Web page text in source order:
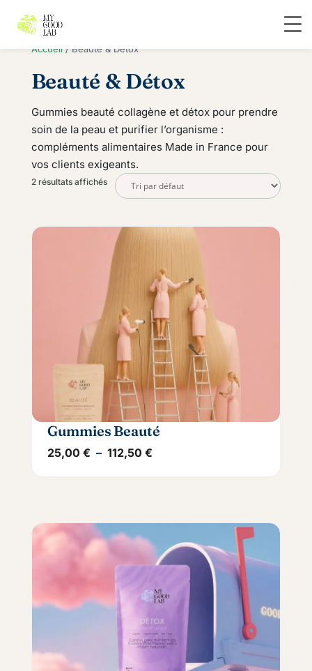
Accueil/ Beauté & Détox
Beauté & Détox
Gummies beauté collagène et détox pour prendre
soin de la peau et purifier l’organisme :
compléments alimentaires Made in France pour
vos clients exigeants.
2 résultats affichés
Gummies Beauté
25,00 € – 112,50 €Plage de prix : 25,00 € à